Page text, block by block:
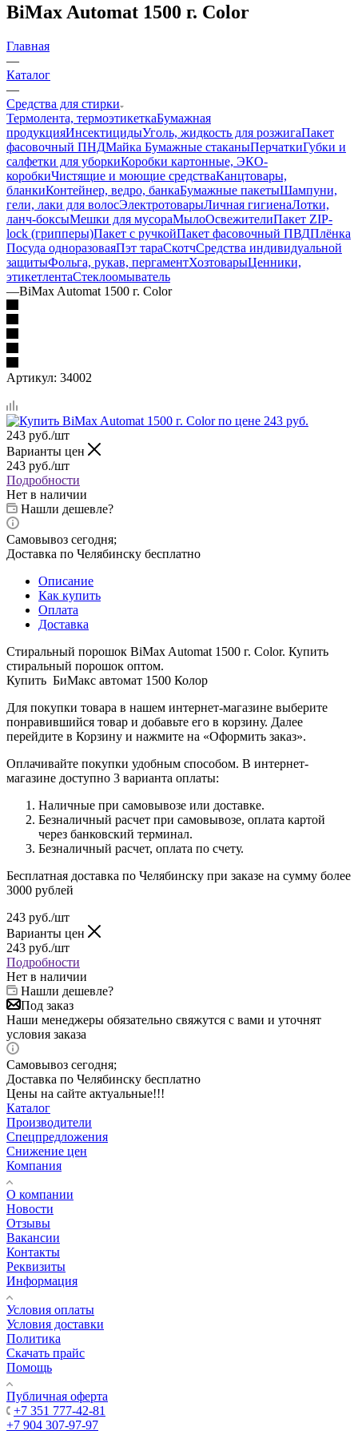
BiMax Automat 1500 г. Color
Главная
—
Каталог
—
Средства для стирки
Термолента, термоэтикеткаБумажная
продукцияИнсектицидыУголь, жидкость для розжигаПакет
фасовочный ПНДМайка Бумажные стаканыПерчаткиГубки и
салфетки для уборкиКоробки картонные, ЭКО-
коробкиЧистящие и моющие средстваКанцтовары,
бланкиКонтейнер, ведро, банкаБумажные пакетыШампуни,
гели, лаки для волосЭлектротоварыЛичная гигиенаЛотки,
ланч-боксыМешки для мусораМылоОсвежителиПакет ZIP-
lock (грипперы)Пакет с ручкойПакет фасовочный ПВДПлёнка
Посуда одноразоваяПэт тараСкотчСредства индивидуальной
защитыФольга, рукав, пергаментХозтоварыЦенники,
этикетлентаСтеклоомыватель
—BiMax Automat 1500 г. Color
Артикул: 34002
243 руб./шт
Варианты цен
243 руб./шт
Подробности
Нет в наличии
Нашли дешевле?
Самовывоз сегодня;
Доставка по Челябинску бесплатно
Описание
Как купить
Оплата
Доставка
Стиральный порошок BiMax Automat 1500 г. Color. Купить
стиральный порошок оптом.
Купить БиМакс автомат 1500 Колор
Для покупки товара в нашем интернет-магазине выберите
понравившийся товар и добавьте его в корзину. Далее
перейдите в Корзину и нажмите на «Оформить заказ».
Оплачивайте покупки удобным способом. В интернет-
магазине доступно 3 варианта оплаты:
Наличные при самовывозе или доставке.
Безналичный расчет при самовывозе, оплата картой
через банковский терминал.
Безналичный расчет, оплата по счету.
Бесплатная доставка по Челябинску при заказе на сумму более
3000 рублей
243 руб./шт
Варианты цен
243 руб./шт
Подробности
Нет в наличии
Нашли дешевле?
Под заказ
Наши менеджеры обязательно свяжутся с вами и уточнят
условия заказа
Самовывоз сегодня;
Доставка по Челябинску бесплатно
Цены на сайте актуальные!!!
Каталог
Производители
Спецпредложения
Снижение цен
Компания
О компании
Новости
Отзывы
Вакансии
Контакты
Реквизиты
Информация
Условия оплаты
Условия доставки
Политика
Скачать прайс
Помощь
Публичная оферта
+7 351 777-42-81
+7 904 307-97-97